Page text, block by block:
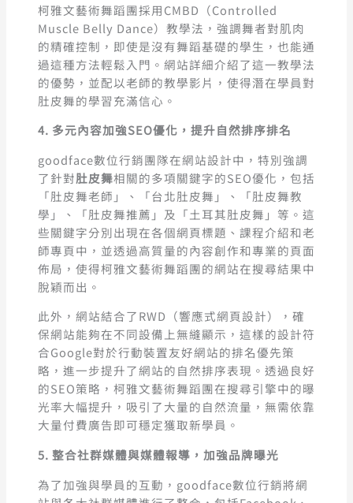
柯雅文藝術舞蹈團採用CMBD（Controlled
Muscle Belly Dance）教學法，強調舞者對肌肉
的精確控制，即使是沒有舞蹈基礎的學生，也能通
過這種方法輕鬆入門。網站詳細介紹了這一教學法
的優勢，並配以老師的教學影片，使得潛在學員對
肚皮舞的學習充滿信心。
4. 多元內容加強SEO優化，提升自然排序排名
goodface數位行銷團隊在網站設計中，特別強調
了針對肚皮舞相關的多項關鍵字的SEO優化，包括
「肚皮舞老師」、「台北肚皮舞」、「肚皮舞教
學」、「肚皮舞推薦」及「土耳其肚皮舞」等。這
些關鍵字分別出現在各個網頁標題、課程介紹和老
師專頁中，並透過高質量的內容創作和專業的頁面
佈局，使得柯雅文藝術舞蹈團的網站在搜尋結果中
脫穎而出。
此外，網站結合了RWD（響應式網頁設計），確
保網站能夠在不同設備上無縫顯示，這樣的設計符
合Google對於行動裝置友好網站的排名優先策
略，進一步提升了網站的自然排序表現。透過良好
的SEO策略，柯雅文藝術舞蹈團在搜尋引擎中的曝
光率大幅提升，吸引了大量的自然流量，無需依靠
大量付費廣告即可穩定獲取新學員。
5. 整合社群媒體與媒體報導，加強品牌曝光
為了加強與學員的互動，goodface數位行銷將網